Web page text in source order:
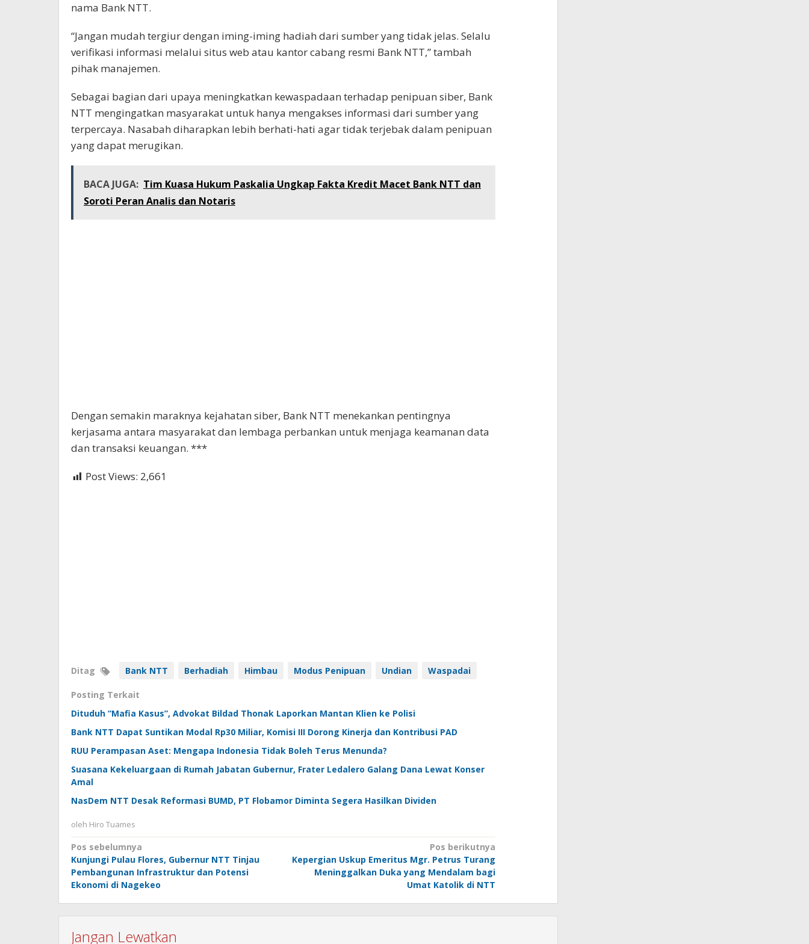
nama Bank NTT.
“Jangan mudah tergiur dengan iming-iming hadiah dari sumber yang tidak jelas. Selalu
verifikasi informasi melalui situs web atau kantor cabang resmi Bank NTT,” tambah
pihak manajemen.
Sebagai bagian dari upaya meningkatkan kewaspadaan terhadap penipuan siber, Bank
NTT mengingatkan masyarakat untuk hanya mengakses informasi dari sumber yang
terpercaya. Nasabah diharapkan lebih berhati-hati agar tidak terjebak dalam penipuan
yang dapat merugikan.
BACA JUGA: Tim Kuasa Hukum Paskalia Ungkap Fakta Kredit Macet Bank NTT dan
Soroti Peran Analis dan Notaris
Dengan semakin maraknya kejahatan siber, Bank NTT menekankan pentingnya
kerjasama antara masyarakat dan lembaga perbankan untuk menjaga keamanan data
dan transaksi keuangan. ***
Post Views: 2,661
Ditag Bank NTT Berhadiah Himbau Modus Penipuan Undian Waspadai
Posting Terkait
Dituduh “Mafia Kasus”, Advokat Bildad Thonak Laporkan Mantan Klien ke Polisi
Bank NTT Dapat Suntikan Modal Rp30 Miliar, Komisi III Dorong Kinerja dan Kontribusi PAD
RUU Perampasan Aset: Mengapa Indonesia Tidak Boleh Terus Menunda?
Suasana Kekeluargaan di Rumah Jabatan Gubernur, Frater Ledalero Galang Dana Lewat Konser
Amal
NasDem NTT Desak Reformasi BUMD, PT Flobamor Diminta Segera Hasilkan Dividen
oleh Hiro Tuames
Navigasi
pos
Pos sebelumnya
Kunjungi Pulau Flores, Gubernur NTT Tinjau
Pembangunan Infrastruktur dan Potensi
Ekonomi di Nagekeo
Pos berikutnya
Kepergian Uskup Emeritus Mgr. Petrus Turang
Meninggalkan Duka yang Mendalam bagi
Umat Katolik di NTT
Jangan Lewatkan